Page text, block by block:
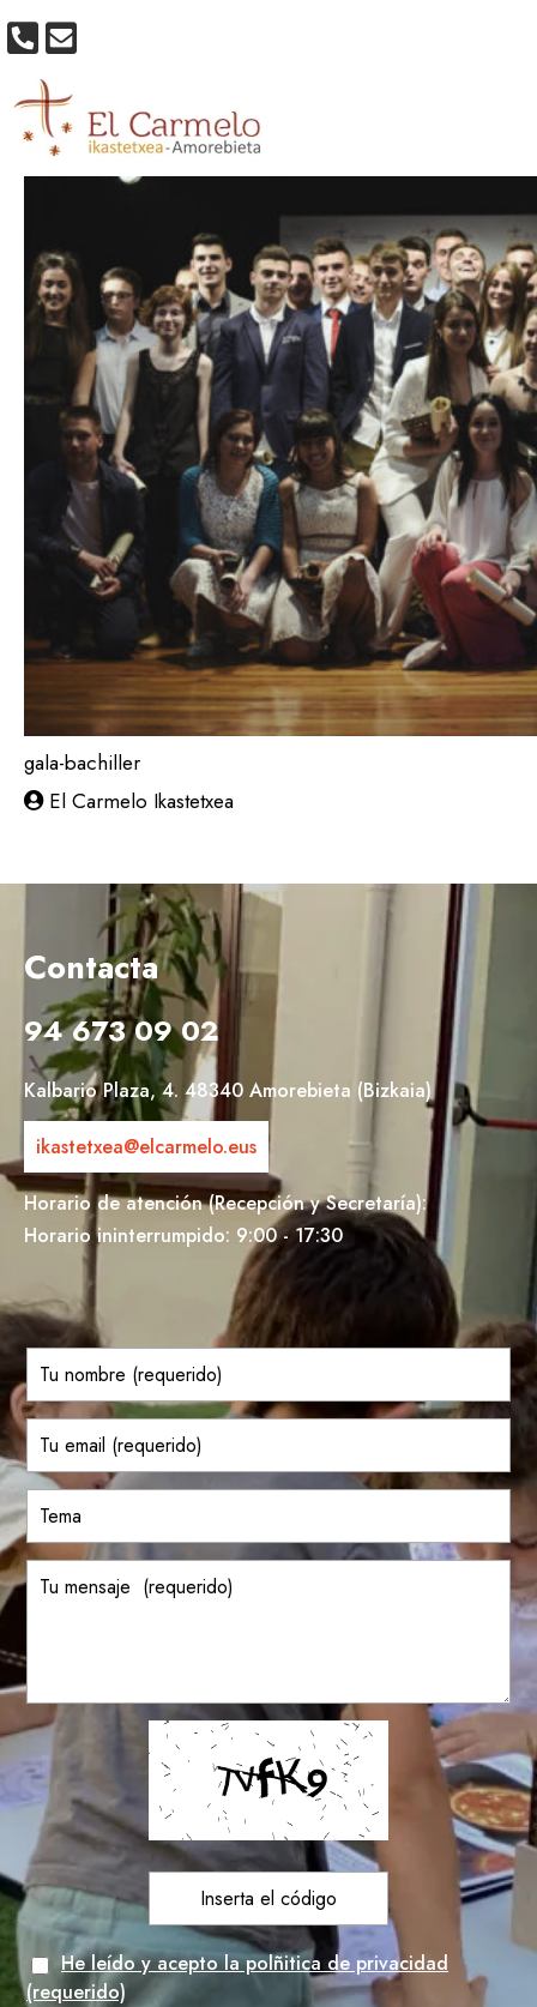
gala-bachiller
El Carmelo Ikastetxea
Contacta
94 673 09 02
Kalbario Plaza, 4. 48340 Amorebieta (Bizkaia)
ikastetxea@elcarmelo.eus
Horario de atención (Recepción y Secretaría):
Horario ininterrumpido: 9:00 - 17:30
He leído y acepto la polñitica de privacidad
(requerido)